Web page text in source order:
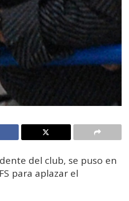
del club, se puso en
para aplazar el